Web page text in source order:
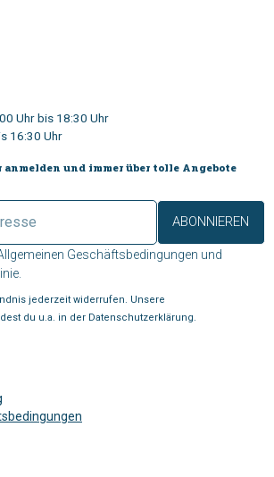
Uhr bis 18:30 Uhr
16:30 Uhr
und immer über tolle Angebote
ABONNIEREN
Geschäftsbedingungen und
.
jederzeit widerrufen. Unsere
du u.a. in der Datenschutzerklärung.